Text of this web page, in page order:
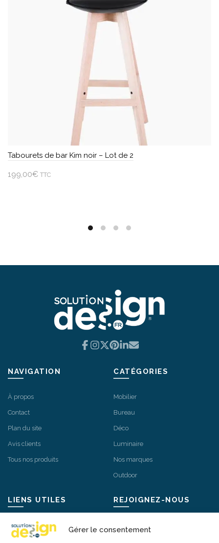
Gérer le consentement
Tabourets de bar Kim noir – Lot de 2
199,00€ TTC
Facebook
Instagram
X Pinterest
LinkedIn
Email
NAVIGATION
À propos
Contact
Plan du site
Avis clients
Tous nos produits
CATÉGORIES
Mobilier
Bureau
Déco
Luminaire
Nos marques
Outdoor
LIENS UTILES
Mentions légales
REJOIGNEZ-NOUS
Instagram